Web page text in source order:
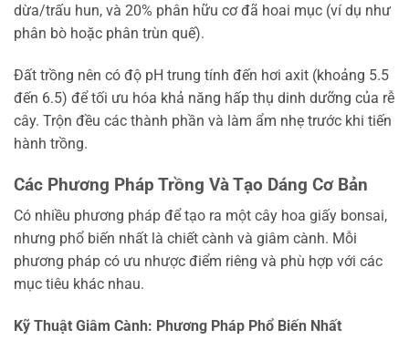
dừa/trấu hun, và 20% phân hữu cơ đã hoai mục (ví dụ như
phân bò hoặc phân trùn quế).
Đất trồng nên có độ pH trung tính đến hơi axit (khoảng 5.5
đến 6.5) để tối ưu hóa khả năng hấp thụ dinh dưỡng của rễ
cây. Trộn đều các thành phần và làm ẩm nhẹ trước khi tiến
hành trồng.
Các Phương Pháp Trồng Và Tạo Dáng Cơ Bản
Có nhiều phương pháp để tạo ra một cây hoa giấy bonsai,
nhưng phổ biến nhất là chiết cành và giâm cành. Mỗi
phương pháp có ưu nhược điểm riêng và phù hợp với các
mục tiêu khác nhau.
Kỹ Thuật Giâm Cành: Phương Pháp Phổ Biến Nhất